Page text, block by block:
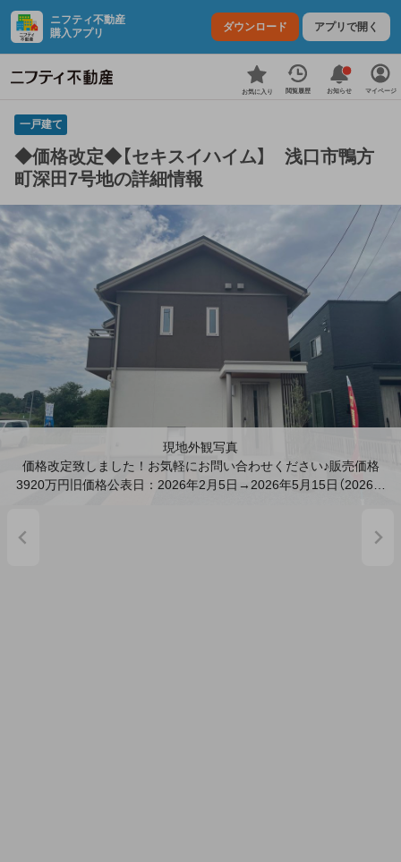
ニフティ不動産
購入アプリ
ダウンロード アプリで開く
お気に入り 閲覧履歴 お知らせ マイページ
一戸建て
◆価格改定◆【セキスイハイム】 浅口市鴨方
町深田7号地の詳細情報
現地外観写真
価格改定致しました！お気軽にお問い合わせください♪販売価格
3920万円旧価格公表日：2026年2月5日→2026年5月15日（2026年